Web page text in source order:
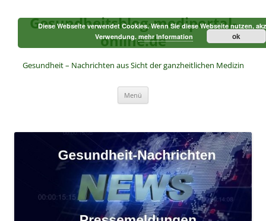
springen
Gesundheitsblog-mediportal-
online.de
Gesundheit – Nachrichten aus Sicht der ganzheitlichen Medizin
Menü
Diese Webseite verwendet Cookies. Wenn Sie diese Webseite nutzen,
Verwendung. mehr Information ok